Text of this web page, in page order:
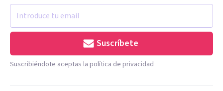
Suscríbete
Suscribiéndote aceptas la política de privacidad